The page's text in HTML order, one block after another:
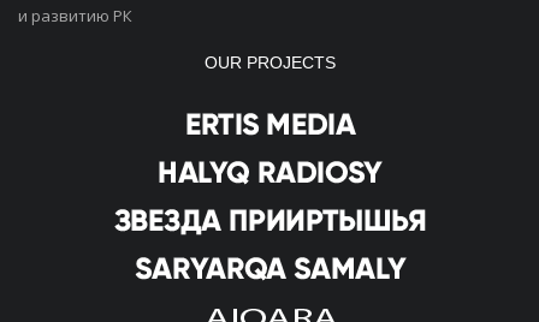
и развитию РК
OUR PROJECTS